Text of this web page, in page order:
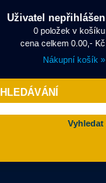
Uživatel nepřihlášen
0 položek v košíku
cena celkem 0.00,- Kč
Nákupní košík »